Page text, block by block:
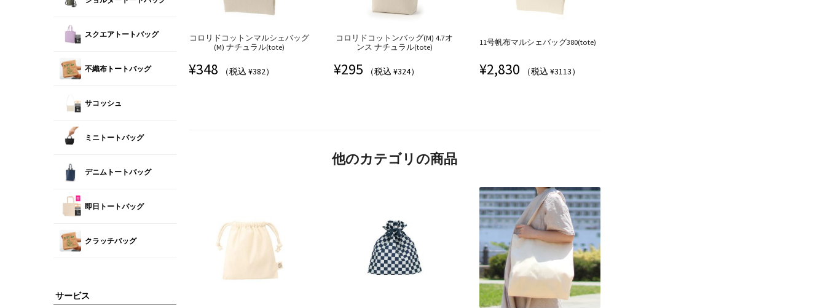
コロリドコットンマルシェバッグ
(M) ナチュラル(tote)
¥348 （税込 ¥382）
コロリドコットンバッグ(M) 4.7オ
ンス ナチュラル(tote)
¥295 （税込 ¥324）
11号帆布マルシェバッグ380(tote)
¥2,830 （税込 ¥3113）
他のカテゴリの商品
スクエアトートバッグ
不織布トートバッグ
サコッシュ
ミニトートバッグ
デニムトートバッグ
即日トートバッグ
クラッチバッグ
サービス